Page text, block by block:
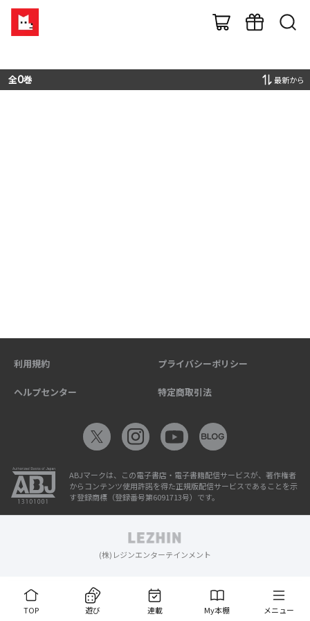
全0巻 最新から
TOP 遊び 連載 My本棚 メニュー
利用規約 プライバシーポリシー
ヘルプセンター 特定商取引法
ABJマークは、この電子書店・電子書籍配信サービスが、著作権者
からコンテンツ使用許諾を得た正規版配信サービスであることを示
す登録商標（登録番号第6091713号）です。
(株)レジンエンターテインメント